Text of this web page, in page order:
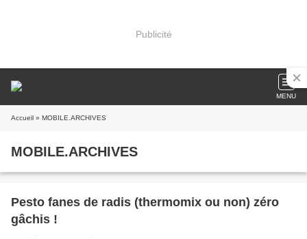
Publicité
MENU
Accueil » MOBILE.ARCHIVES
MOBILE.ARCHIVES
Pesto fanes de radis (thermomix ou non) zéro
gâchis !